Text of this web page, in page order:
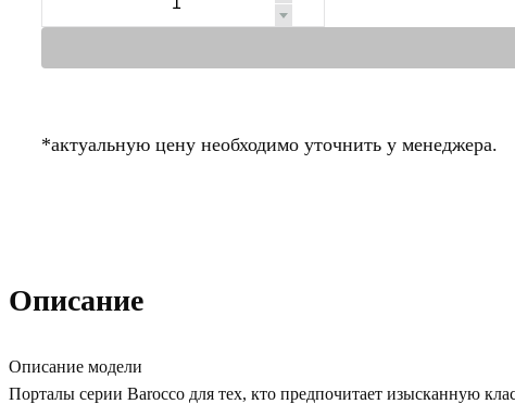
*актуальную цену необходимо уточнить у менеджера.
Описание
Описание модели
Порталы серии Barocco для тех, кто предпочитает изысканную